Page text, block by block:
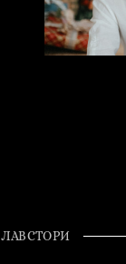
ЛАВСТОРИ